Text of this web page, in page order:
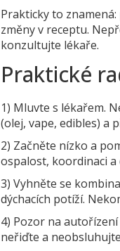
Prakticky to znamená:
změny v receptu.
konzultujte lékaře.
Praktické
1) Mluvte s lékařem.
(olej, vape, edibles) a
2) Začněte nízko a
ospalost, koordinaci
3) Vyhněte se
dýchacích potíží.
4) Pozor na
neřiďte a